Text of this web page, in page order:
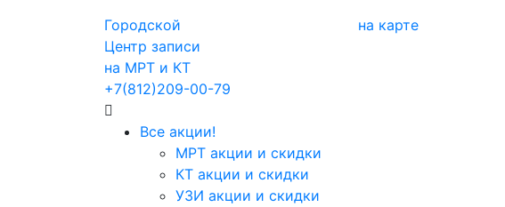
Городской
Центр записи
на МРТ и КТ
+7(812)209-00-79
на карте
Все акции!
МРТ акции и скидки
КТ акции и скидки
УЗИ акции и скидки